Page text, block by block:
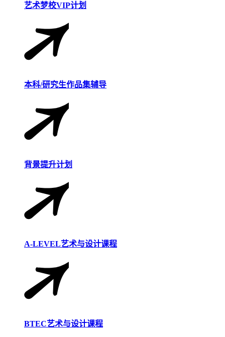
艺术梦校VIP计划
本科/研究生作品集辅导
背景提升计划
A-LEVEL艺术与设计课程
BTEC艺术与设计课程